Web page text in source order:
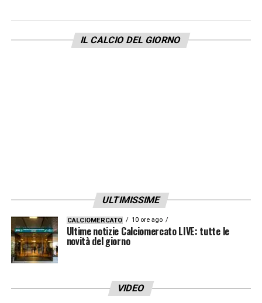
individuale, il miglior giocatore della scorsa
IL CALCIO DEL GIORNO
ULTIMISSIME
CALCIOMERCATO 10 ore ago
Ultime notizie Calciomercato LIVE: tutte le
novità del giorno
VIDEO